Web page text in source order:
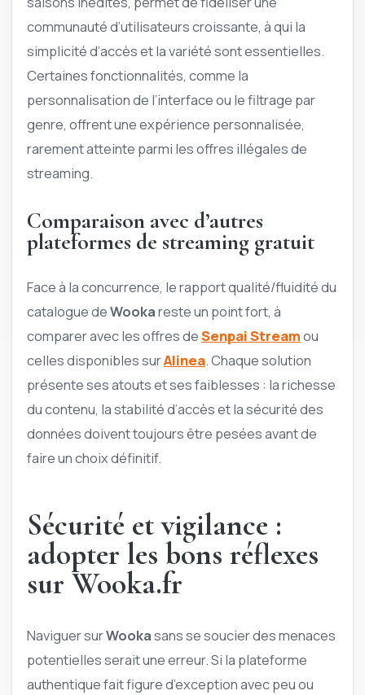
communauté d’utilisateurs croissante, à qui la
simplicité d’accès et la variété sont essentielles.
Certaines fonctionnalités, comme la
personnalisation de l’interface ou le filtrage par
genre, offrent une expérience personnalisée,
rarement atteinte parmi les offres illégales de
streaming.
Comparaison avec d’autres
plateformes de streaming gratuit
Face à la concurrence, le rapport qualité/fluidité du
catalogue deWookareste un point fort, à
comparer avec les offres deSenpai Streamou
celles disponibles surAlinea. Chaque solution
présente ses atouts et ses faiblesses : la richesse
du contenu, la stabilité d’accès et la sécurité des
données doivent toujours être pesées avant de
faire un choix définitif.
Sécurité et vigilance :
adopter les bons réflexes
sur Wooka.fr
Naviguer surWookasans se soucier des menaces
potentielles serait une erreur. Si la plateforme
authentique fait figure d’exception avec peu ou